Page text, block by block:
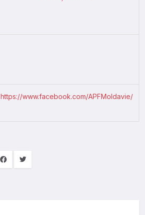
https://www.facebook.com/APFMoldavie/